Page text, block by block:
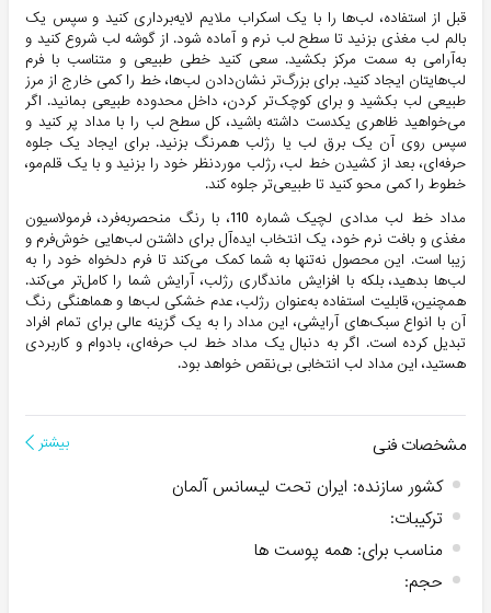
قبل از استفاده، لب‌ها را با یک اسکراب ملایم لایه‌برداری کنید و سپس یک
بالم لب مغذی بزنید تا سطح لب نرم و آماده شود. از گوشه لب شروع کنید و
به‌آرامی به سمت مرکز بکشید. سعی کنید خطی طبیعی و متناسب با فرم
لب‌هایتان ایجاد کنید. برای بزرگ‌تر نشان‌دادن لب‌ها، خط را کمی خارج از مرز
طبیعی لب بکشید و برای کوچک‌تر کردن، داخل محدوده طبیعی بمانید. اگر
می‌خواهید ظاهری یکدست داشته باشید، کل سطح لب را با مداد پر کنید و
سپس روی آن یک برق لب یا رژلب همرنگ بزنید. برای ایجاد یک جلوه
حرفه‌ای، بعد از کشیدن خط لب، رژلب موردنظر خود را بزنید و با یک قلم‌مو،
خطوط را کمی محو کنید تا طبیعی‌تر جلوه کند.
مداد خط لب مدادی لچیک شماره 110، با رنگ منحصر‌به‌فرد، فرمولاسیون
مغذی و بافت نرم خود، یک انتخاب ایده‌آل برای داشتن لب‌هایی خوش‌فرم و
زیبا است. این محصول نه‌تنها به شما کمک می‌کند تا فرم دلخواه خود را به
لب‌ها بدهید، بلکه با افزایش ماندگاری رژلب، آرایش شما را کامل‌تر می‌کند.
همچنین، قابلیت استفاده به‌عنوان رژلب، عدم خشکی لب‌ها و هماهنگی رنگ
آن با انواع سبک‌های آرایشی، این مداد را به یک گزینه عالی برای تمام افراد
تبدیل کرده است. اگر به دنبال یک مداد خط لب حرفه‌ای، بادوام و کاربردی
هستید، این مداد لب انتخابی بی‌نقص خواهد بود.
مشخصات فنی بیشتر
کشور سازنده: ایران تحت لیسانس آلمان
ترکیبات:
مناسب برای: همه پوست ها
حجم: